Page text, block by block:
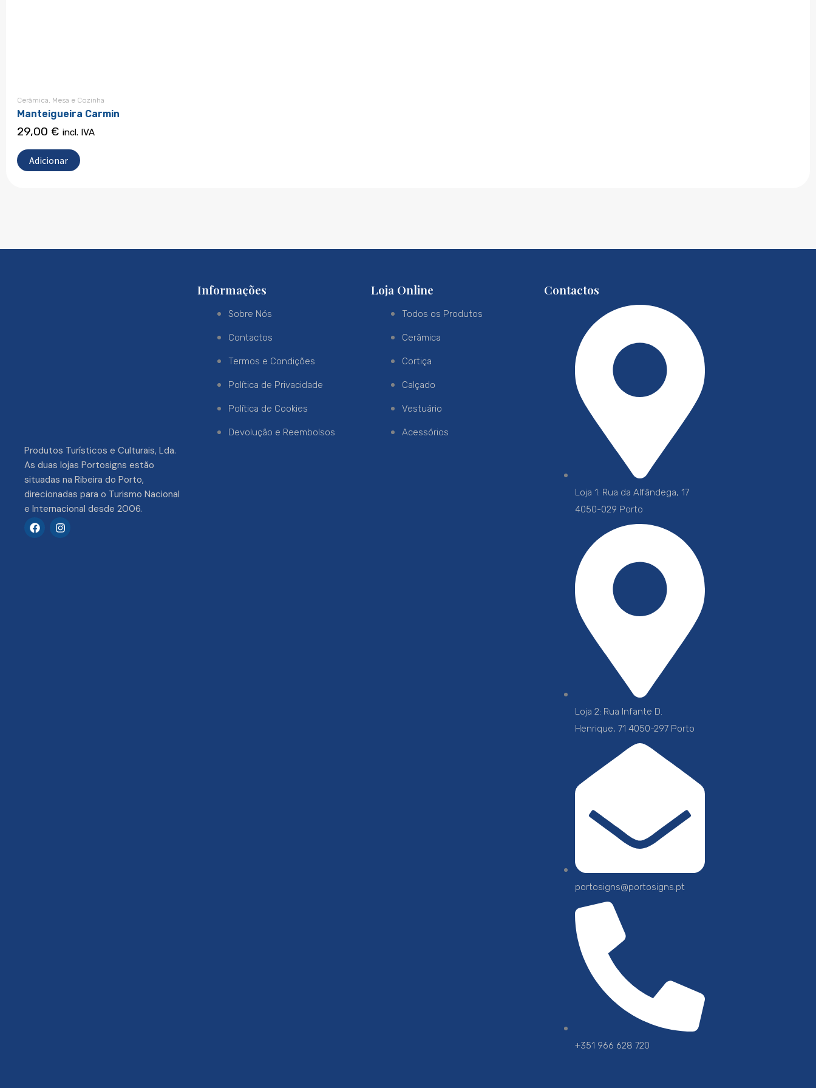
Cerâmica, Mesa e Cozinha
Manteigueira Carmin
29,00 € incl. IVA
Adicionar
Produtos Turísticos e Culturais, Lda.
As duas lojas Portosigns estão
situadas na Ribeira do Porto,
direcionadas para o Turismo Nacional
e Internacional desde 2006.
F
a
I
n
Informações
Sobre Nós
Contactos
Termos e Condições
Política de Privacidade
Política de Cookies
Devolução e Reembolsos
Loja Online
Todos os Produtos
Cerâmica
Cortiça
Calçado
Vestuário
Acessórios
Contactos
Loja 1: Rua da Alfândega, 17
4050-029 Porto
Loja 2: Rua Infante D.
Henrique, 71 4050-297 Porto
portosigns@portosigns.pt
+351 966 628 720